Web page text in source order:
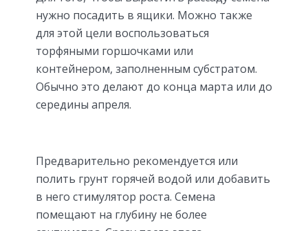
нужно посадить в ящики. Можно также
для этой цели воспользоваться
торфяными горшочками или
контейнером, заполненным субстратом.
Обычно это делают до конца марта или до
середины апреля.
Предварительно рекомендуется или
полить грунт горячей водой или добавить
в него стимулятор роста. Семена
помещают на глубину не более